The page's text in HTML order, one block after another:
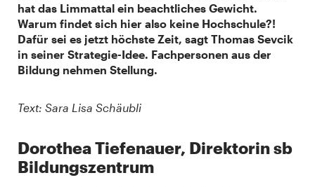
hat das Limmattal ein beachtliches Gewicht.
Warum findet sich hier also keine Hochschule?!
Dafür sei es jetzt höchste Zeit, sagt Thomas Sevcik
in seiner Strategie-Idee. Fachpersonen aus der
Bildung nehmen Stellung.
Text: Sara Lisa Schäubli
Dorothea Tiefenauer, Direktorin sb
Bildungszentrum